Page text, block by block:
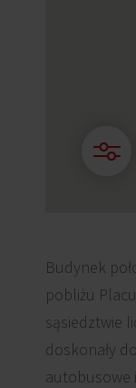
Budynek
pobliżu
sąsiedztwie
doskonały
autobusowe